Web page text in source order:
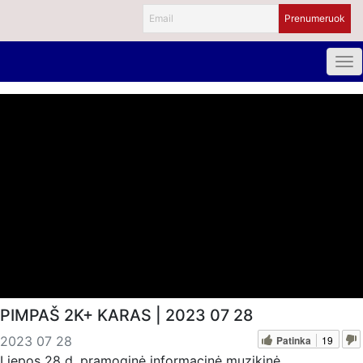
PIMPAŠ 2K+ KARAS | 2023 07 28
2023 07 28 Patinka 19